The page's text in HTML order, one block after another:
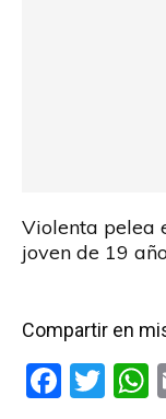
Violenta pelea
joven de 19
Compartir en
F
T